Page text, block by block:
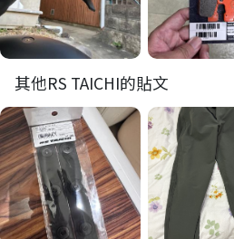
其他RS TAICHI的貼文